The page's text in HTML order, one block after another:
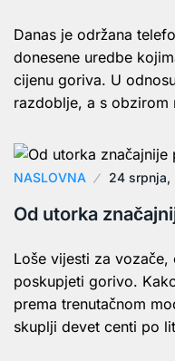
Danas je održana
donesene uredbe
cijenu goriva. U
razdoblje, a s obzirom
NASLOVNA 24 srpnja,
Od utorka
Loše vijesti za
poskupjeti gorivo.
prema trenutačnom
skuplji devet centi po